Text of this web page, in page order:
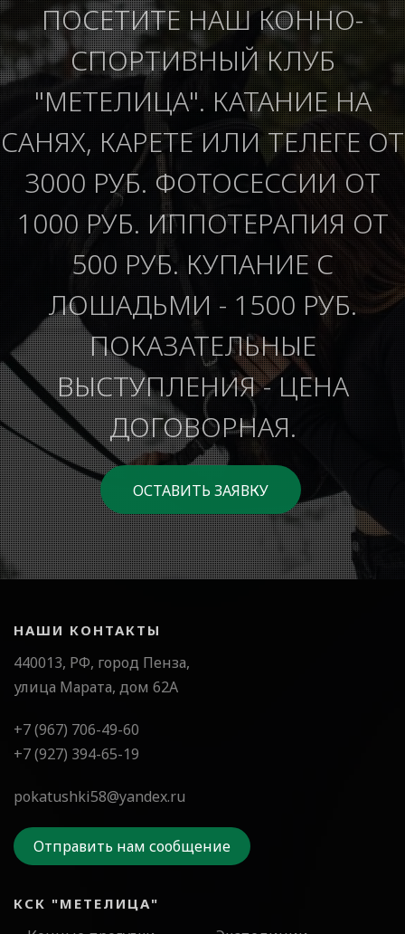
ПОСЕТИТЕ НАШ КОННО-
СПОРТИВНЫЙ КЛУБ
"МЕТЕЛИЦА". КАТАНИЕ НА
САНЯХ, КАРЕТЕ ИЛИ ТЕЛЕГЕ ОТ
3000 РУБ. ФОТОСЕССИИ ОТ
1000 РУБ. ИППОТЕРАПИЯ ОТ
500 РУБ. КУПАНИЕ С
ЛОШАДЬМИ - 1500 РУБ.
ПОКАЗАТЕЛЬНЫЕ
ВЫСТУПЛЕНИЯ - ЦЕНА
ДОГОВОРНАЯ.
ОСТАВИТЬ ЗАЯВКУ
НАШИ КОНТАКТЫ
440013, РФ, город Пенза,
улица Марата, дом 62А
+7 (967) 706-49-60
+7 (927) 394-65-19
pokatushki58@yandex.ru
Отправить нам сообщение
КСК "МЕТЕЛИЦА"